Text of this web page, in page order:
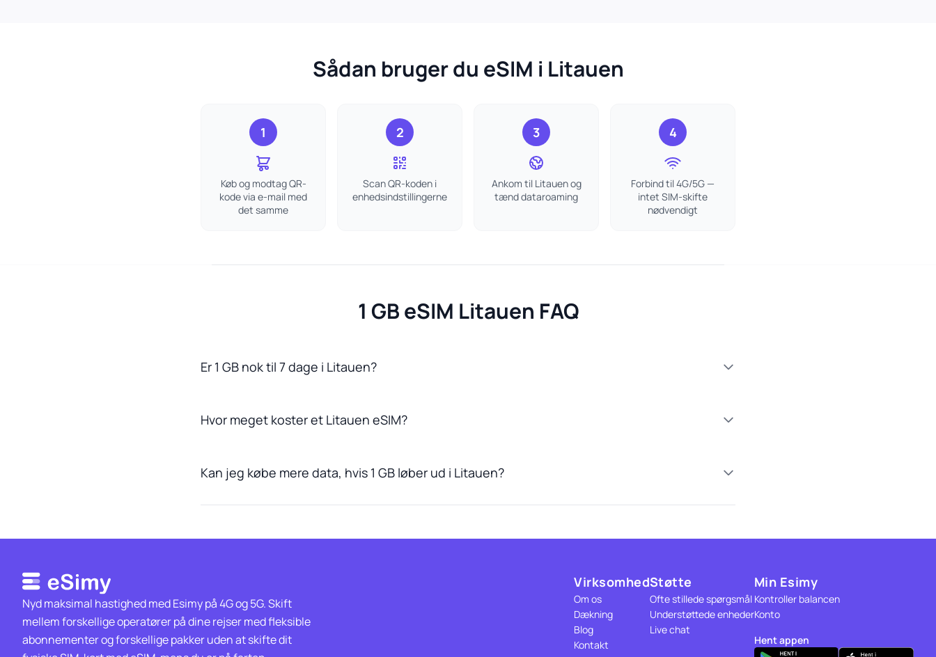
Sådan bruger du eSIM i Litauen
1
Køb og modtag QR-
kode via e-mail med
det samme
2
Scan QR-koden i
enhedsindstillingerne
3
Ankom til Litauen og
tænd dataroaming
4
Forbind til 4G/5G —
intet SIM-skifte
nødvendigt
1 GB eSIM Litauen FAQ
Er 1 GB nok til 7 dage i Litauen?
Hvor meget koster et Litauen eSIM?
Kan jeg købe mere data, hvis 1 GB løber ud i Litauen?
Nyd maksimal hastighed med Esimy på 4G og 5G. Skift
mellem forskellige operatører på dine rejser med fleksible
abonnementer og forskellige pakker uden at skifte dit
Virksomhed
Om os
Dækning
Blog
Kontakt
Støtte
Ofte stillede spørgsmål
Understøttede enheder
Live chat
Min Esimy
Kontroller balancen
Konto
Hent appen